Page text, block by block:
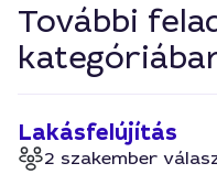
További
Lakásfelújítás
2 szakember